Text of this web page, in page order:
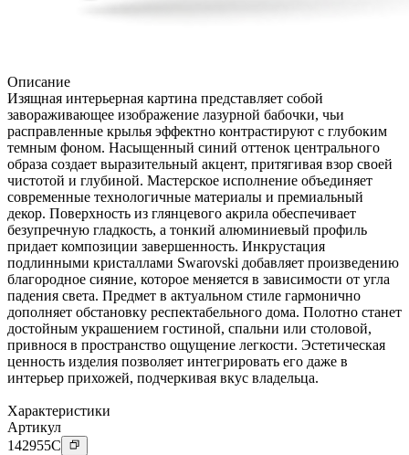
Описание
Изящная интерьерная картина представляет собой
завораживающее изображение лазурной бабочки, чьи
расправленные крылья эффектно контрастируют с глубоким
темным фоном. Насыщенный синий оттенок центрального
образа создает выразительный акцент, притягивая взор своей
чистотой и глубиной. Мастерское исполнение объединяет
современные технологичные материалы и премиальный
декор. Поверхность из глянцевого акрила обеспечивает
безупречную гладкость, а тонкий алюминиевый профиль
придает композиции завершенность. Инкрустация
подлинными кристаллами Swarovski добавляет произведению
благородное сияние, которое меняется в зависимости от угла
падения света. Предмет в актуальном стиле гармонично
дополняет обстановку респектабельного дома. Полотно станет
достойным украшением гостиной, спальни или столовой,
привнося в пространство ощущение легкости. Эстетическая
ценность изделия позволяет интегрировать его даже в
интерьер прихожей, подчеркивая вкус владельца.
Характеристики
Артикул
142955C